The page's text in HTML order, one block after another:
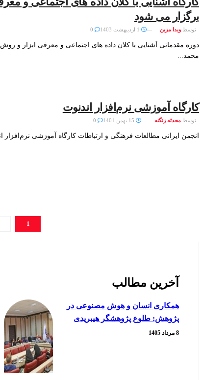
برگزار می شود
توسط ویدا مزین
دوره مقدماتی آشنایی با کلان داده های اجتماعی و معرفی ابزار و
محمد...
کارگاه آموزشی نرم‌افزار اندنوت
توسط محدثه زنگنه
انجمن ایرانی مطالعات فرهنگی و ارتباطات کارگاه آموزشی نرم‌افزار
1
آخرین مطالب
همکاری انسان و هوش مصنوعی در
پژوهش: طلوع پژوهشگر هیبریدی
8 مرداد 1405